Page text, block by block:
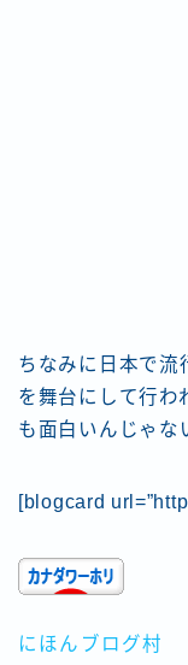
ちなみに日本で流
を舞台にして行わ
も面白いんじゃな
[blogcard
にほんブログ村